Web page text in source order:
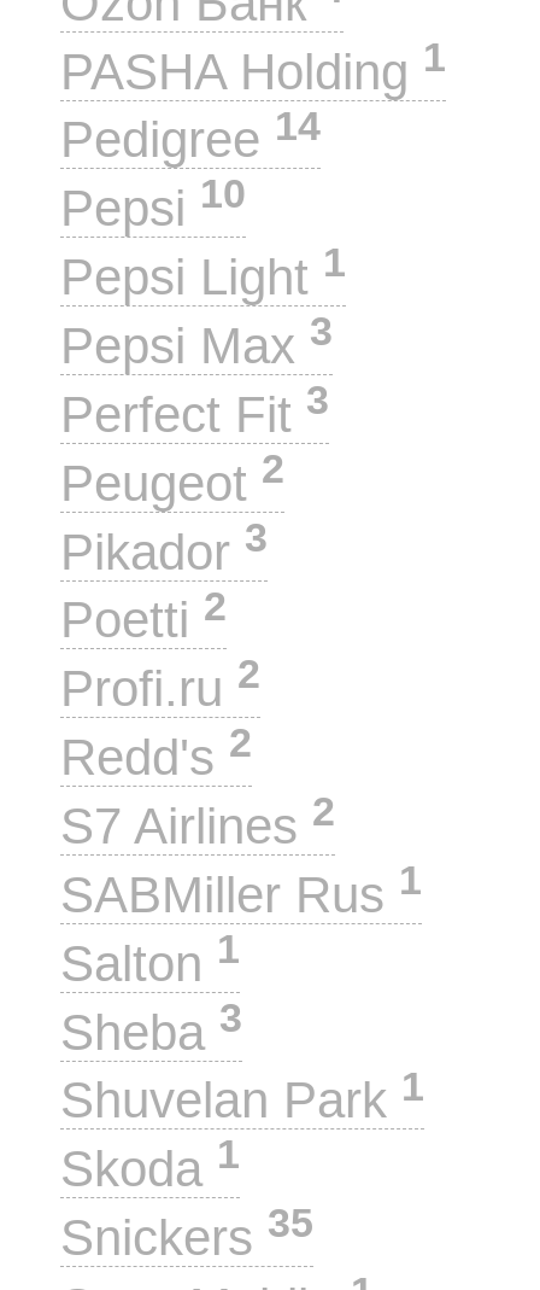
PASHA Holding 1
Pedigree 14
Pepsi 10
Pepsi Light 1
Pepsi Max 3
Perfect Fit 3
Peugeot 2
Pikador 3
Poetti 2
Profi.ru 2
Redd's 2
S7 Airlines 2
SABMiller Rus 1
Salton 1
Sheba 3
Shuvelan Park 1
Skoda 1
Snickers 35